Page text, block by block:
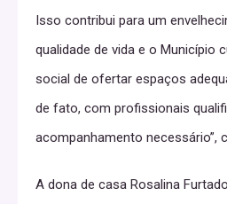
Isso contribui para um
qualidade de vida e o Município
social de ofertar espaços
de fato, com profissionais
acompanhamento necessário”,
A dona de casa Rosalina